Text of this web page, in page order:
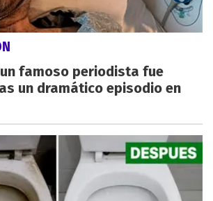
famoso periodista fue
un dramático episodio en